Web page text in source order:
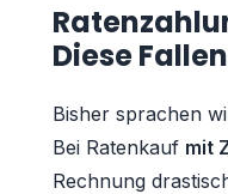
Diese
Bisher sprachen
Bei Ratenkauf mit
Rechnung